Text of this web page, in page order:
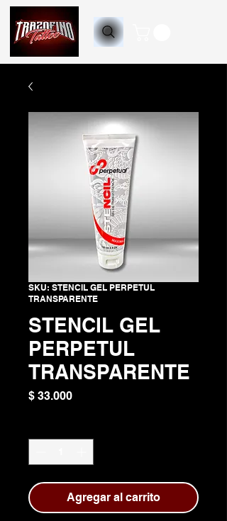
SKU: STENCIL GEL PERPETUL
TRANSPARENTE
STENCIL GEL
PERPETUL
TRANSPARENTE
$ 33.000Precio
Agregar al carrito